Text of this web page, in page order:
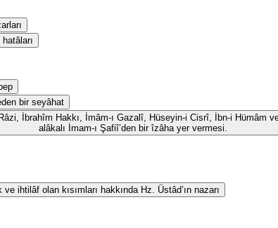
bir seyâhat
İbrahîm Hakkı, İmâm-ı Gazalî, Hüseyin-i Cisrî, İbn-i Hümâm
alâkalı İmam-ı Şafiî’den bir îzâha yer vermesi.
ihtilâf olan kısımları hakkında Hz. Üstâd’ın nazarı